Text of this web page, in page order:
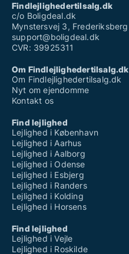
Findlejlighedertilsalg.dk
c/o Boligdeal.dk
Mynstersvej 3, Frederiksberg
support@boligdeal.dk
CVR: 39925311
Om Findlejlighedertilsalg.dk
Om Findlejlighedertilsalg.dk
Nyt om ejendomme
Kontakt os
Find lejlighed
Lejlighed i København
Lejlighed i Aarhus
Lejlighed i Aalborg
Lejlighed i Odense
Lejlighed i Esbjerg
Lejlighed i Randers
Lejlighed i Kolding
Lejlighed i Horsens
Find lejlighed
Lejlighed i Vejle
Lejlighed i Roskilde